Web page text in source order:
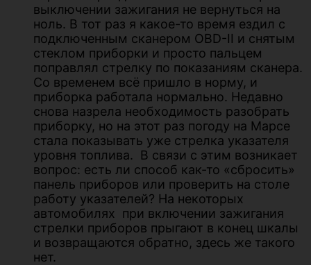
выключении зажигания не вернуться на
ноль. В тот раз я какое-то время ездил с
подключенным сканером OBD-II и снятым
стеклом приборки и просто пальцем
поправлял стрелку по показаниям сканера.
Со временем всё пришло в норму, и
приборка работала нормально. Недавно
снова назрела необходимость разобрать
приборку, но на этот раз погоду на Марсе
стала показывать уже стрелка указателя
уровня топлива. В связи с этим возникает
вопрос: есть ли способ как-то «сбросить»
панель приборов или проверить на столе
работу указателей? На некоторых
автомобилях при включении зажигания
стрелки приборов прыгают в конец шкалы
и возвращаются обратно, здесь же такого
нет.